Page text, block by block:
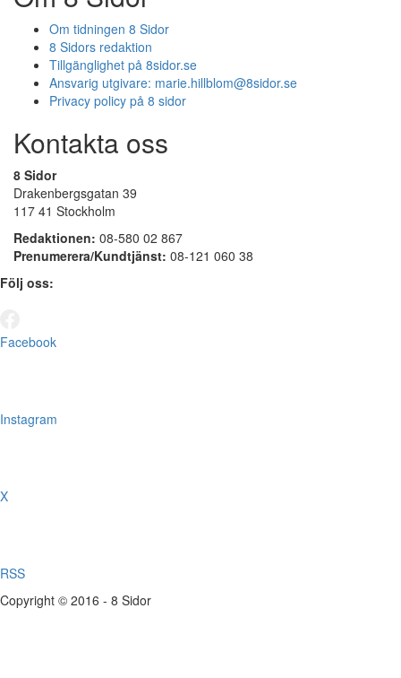
Om tidningen 8 Sidor
8 Sidors redaktion
Tillgänglighet på 8sidor.se
Ansvarig utgivare: marie.hillblom@8sidor.se
Privacy policy på 8 sidor
Kontakta oss
8 Sidor
Drakenbergsgatan 39
117 41 Stockholm
Redaktionen: 08-580 02 867
Prenumerera/Kundtjänst: 08-121 060 38
Följ oss:
Facebook
Instagram
X
RSS
Copyright © 2016 - 8 Sidor